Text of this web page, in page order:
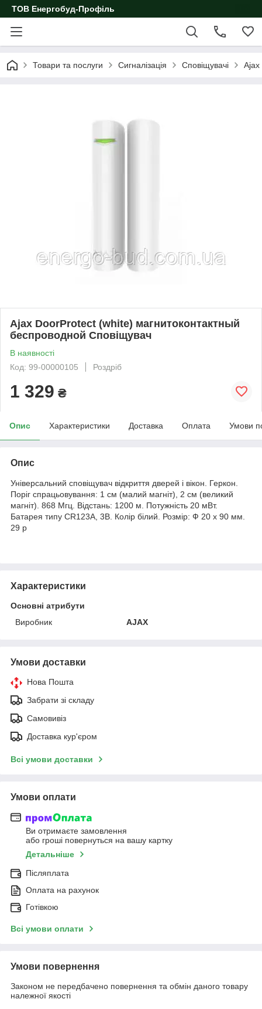
ТОВ Енергобуд-Профіль
Товари та послуги Сигналізація Сповіщувачі Ajax
Ajax DoorProtect (white) магнитоконтактный
беспроводной Сповіщувач
В наявності
Код: 99-00000105
Роздріб
1 329 ₴
Опис Характеристики Доставка Оплата Умови
Опис
Універсальний сповіщувач відкриття дверей і вікон. Геркон.
Поріг спрацьовування: 1 см (малий магніт), 2 см (великий
магніт). 868 Мгц. Відстань: 1200 м. Потужність 20 мВт.
Батарея типу СR123А, 3В. Колір білий. Розмір: Ф 20 х 90 мм.
29 р
Характеристики
Основні атрибути
Виробник
AJAX
Умови доставки
Нова Пошта
Забрати зі складу
Самовивіз
Доставка кур'єром
Всі умови доставки
Умови оплати
Ви отримаєте замовлення
або гроші повернуться на вашу картку
Детальніше
Післяплата
Оплата на рахунок
Готівкою
Всі умови оплати
Умови повернення
Законом не передбачено повернення та обмін даного товару
належної якості